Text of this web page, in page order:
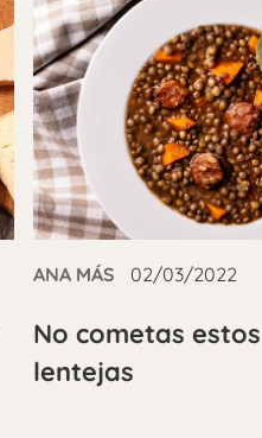
ANA MÁS 02/03/2022
No cometas
lentejas